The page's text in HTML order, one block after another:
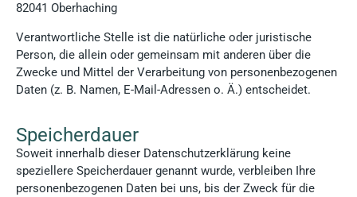
82041 Oberhaching
Verantwortliche Stelle ist die natürliche oder juristische
Person, die allein oder gemeinsam mit anderen über die
Zwecke und Mittel der Verarbeitung von personenbezogenen
Daten (z. B. Namen, E-Mail-Adressen o. Ä.) entscheidet.
Speicherdauer
Soweit innerhalb dieser Datenschutzerklärung keine
speziellere Speicherdauer genannt wurde, verbleiben Ihre
personenbezogenen Daten bei uns, bis der Zweck für die